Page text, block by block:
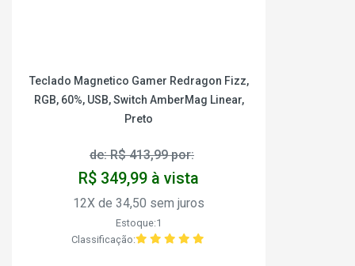
Teclado Magnetico Gamer Redragon Fizz,
RGB, 60%, USB, Switch AmberMag Linear,
Preto
de: R$ 413,99 por:
R$ 349,99 à vista
12X de 34,50 sem juros
Estoque:1
Classificação: